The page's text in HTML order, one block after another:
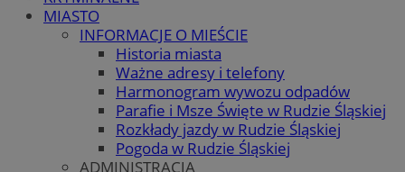
MIASTO
INFORMACJE O MIEŚCIE
Historia miasta
Ważne adresy i telefony
Harmonogram wywozu odpadów
Parafie i Msze Święte w Rudzie Śląskiej
Rozkłady jazdy w Rudzie Śląskiej
Pogoda w Rudzie Śląskiej
ADMINISTRACJA